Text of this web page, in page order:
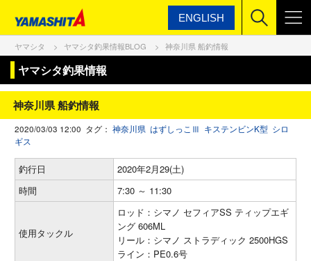
ENGLISH
ヤマシタ ヤマシタ釣果情報BLOG 神奈川県 船釣情報
ヤマシタ釣果情報
神奈川県 船釣情報
2020/03/03 12:00 タグ： 神奈川県 はずしっこⅢ キステンビンK型 シロ
ギス
釣行日
2020年2月29(土)
時間
7:30 ～ 11:30
使用タックル
ロッド：シマノ セフィアSS ティップエギ
ング 606ML
リール：シマノ ストラディック 2500HGS
ライン：PE0.6号